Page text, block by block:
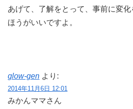
あげて、了解をとって、事前に変
ほうがいいですよ。
glow-gen より:
2014年11月6日 12:01
みかんママさん